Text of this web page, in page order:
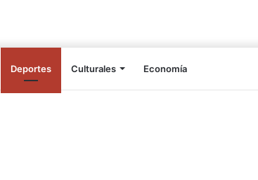
Deportes Culturales Economía